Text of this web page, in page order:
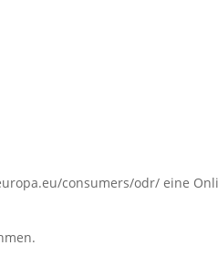
consumers/odr/ eine